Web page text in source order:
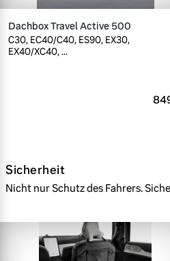
Dachbox Travel Active 500
C30, EC40/C40, ES90, EX30,
EX40/XC40, ...
Sicherheit
Nicht nur Schutz des Fahrers.